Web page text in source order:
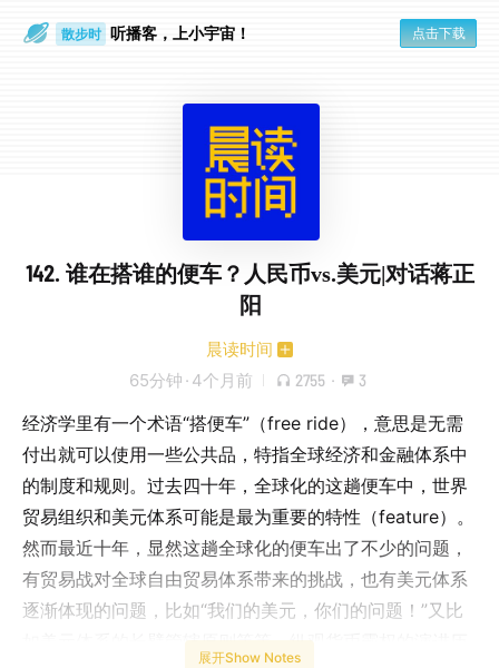
散步时 听播客，上小宇宙！ 点击下载
142. 谁在搭谁的便车？人民币vs.美元|对话蒋正
阳
晨读时间
65分钟 · 4个月前 2755 · 3
经济学里有一个术语“搭便车”（free ride），意思是无需
付出就可以使用一些公共品，特指全球经济和金融体系中
的制度和规则。过去四十年，全球化的这趟便车中，世界
贸易组织和美元体系可能是最为重要的特性（feature）。
然而最近十年，显然这趟全球化的便车出了不少的问题，
有贸易战对全球自由贸易体系带来的挑战，也有美元体系
逐渐体现的问题，比如“我们的美元，你们的问题！”又比
展开Show Notes